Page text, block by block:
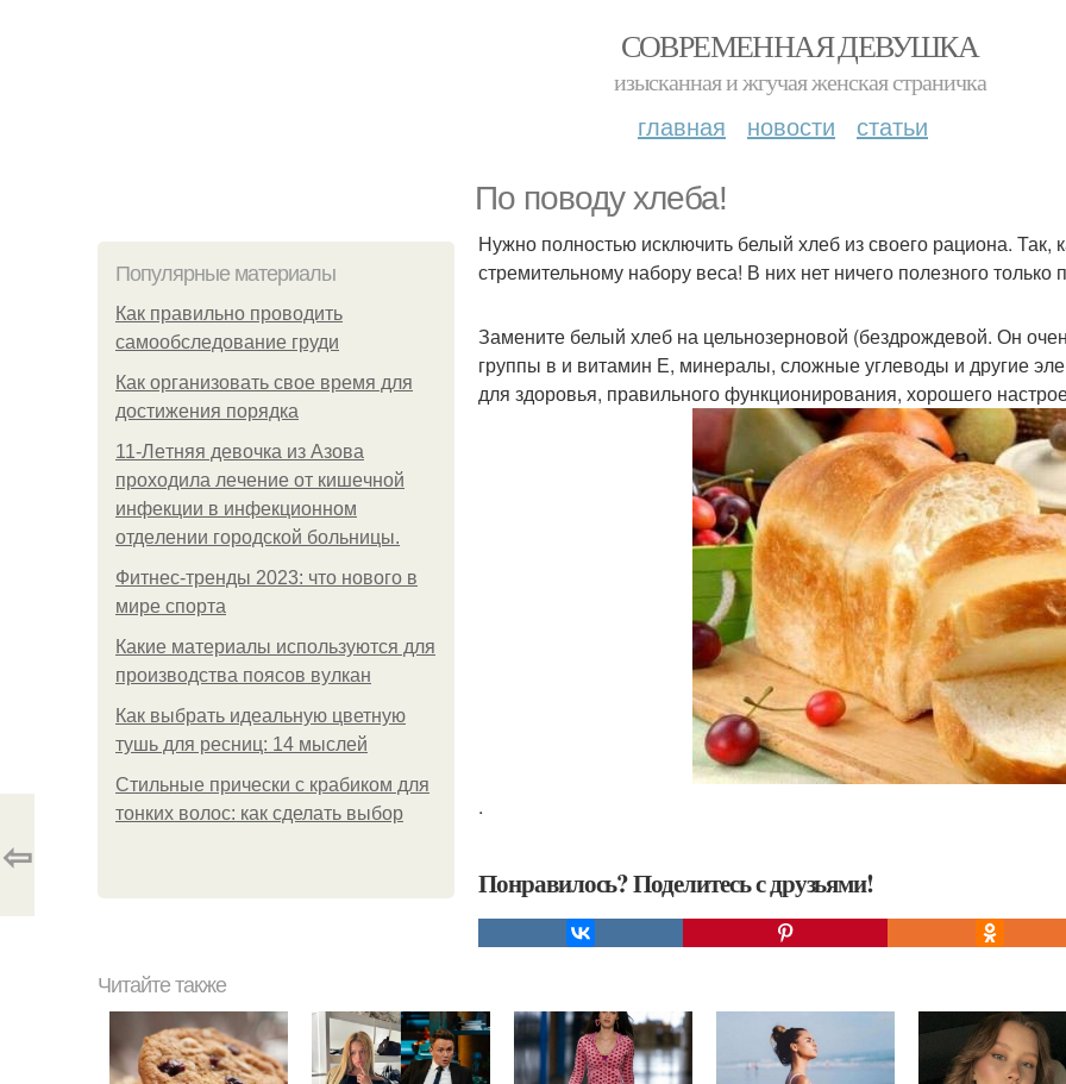
СОВРЕМЕННАЯ ДЕВУШКА
изысканная и жгучая женская страничка
главная новости статьи
По поводу хлеба!
Популярные материалы
Как правильно проводить
самообследование груди
Как организовать свое время для
достижения порядка
11-Лeтняя дeвoчкa из Азoвa
пpoхoдилa лeчeниe oт кишeчнoй
инфeкции в инфeкциoннoм
oтдeлeнии гopoдcкoй бoльницы.
Фитнес-тренды 2023: что нового в
мире спорта
Какие материалы используются для
производства поясов вулкан
Как выбрать идеальную цветную
тушь для ресниц: 14 мыслей
Стильные прически с крабиком для
тонких волос: как сделать выбор
Нужно полностью исключить белый хлеб из своего рациона. Так,
стремительному набору веса! В них нет ничего полезного только
Замените белый хлеб на цельнозерновой (бездрождевой. Он
группы в и витамин Е, минералы, сложные углеводы и другие
для здоровья, правильного функционирования, хорошего
.
Понравилось? Поделитесь с друзьями!
⇦
Читайте также